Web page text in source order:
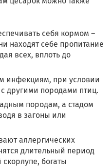
себя кормом –
находят себе пропитание
всех, вплоть до
инфекциям, при условии
другими породами птиц.
породам, а стадом
в загоны или
аллергических
длительный период
богаты